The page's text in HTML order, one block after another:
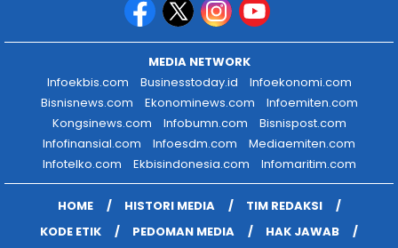
MEDIA NETWORK
Infoekbis.com
Businesstoday.id
Infoekonomi.com
Bisnisnews.com
Ekonominews.com
Infoemiten.com
Kongsinews.com
Infobumn.com
Bisnispost.com
Infofinansial.com
Infoesdm.com
Mediaemiten.com
Infotelko.com
Ekbisindonesia.com Infomaritim.com
HOME HISTORI MEDIA
TIM REDAKSI
KODE ETIK
PEDOMAN MEDIA
HAK JAWAB